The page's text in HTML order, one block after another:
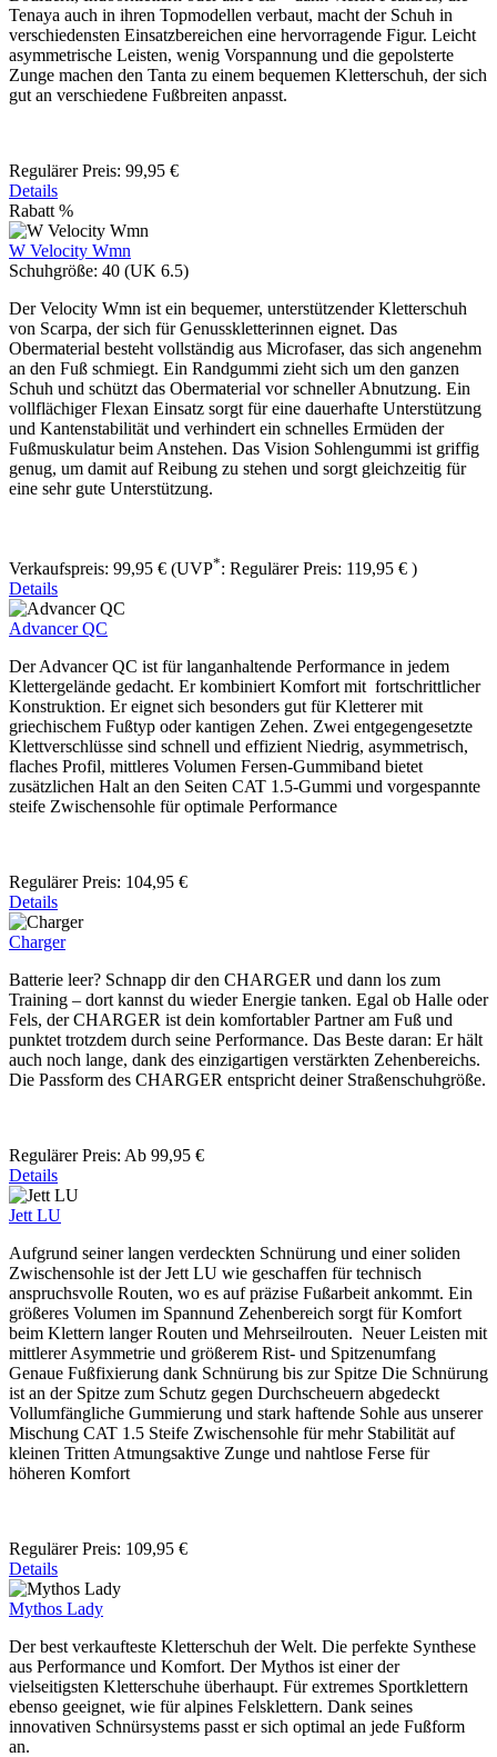
Tenaya auch in ihren Topmodellen verbaut, macht der Schuh in
verschiedensten Einsatzbereichen eine hervorragende Figur. Leicht
asymmetrische Leisten, wenig Vorspannung und die gepolsterte
Zunge machen den Tanta zu einem bequemen Kletterschuh, der sich
gut an verschiedene Fußbreiten anpasst.
Regulärer Preis: 99,95 €
Details
Rabatt %
W Velocity Wmn
Schuhgröße: 40 (UK 6.5)
Der Velocity Wmn ist ein bequemer, unterstützender Kletterschuh
von Scarpa, der sich für Genusskletterinnen eignet. Das
Obermaterial besteht vollständig aus Microfaser, das sich angenehm
an den Fuß schmiegt. Ein Randgummi zieht sich um den ganzen
Schuh und schützt das Obermaterial vor schneller Abnutzung. Ein
vollflächiger Flexan Einsatz sorgt für eine dauerhafte Unterstützung
und Kantenstabilität und verhindert ein schnelles Ermüden der
Fußmuskulatur beim Anstehen. Das Vision Sohlengummi ist griffig
genug, um damit auf Reibung zu stehen und sorgt gleichzeitig für
eine sehr gute Unterstützung.
Verkaufspreis: 99,95 € (UVP*: Regulärer Preis: 119,95 € )
Details
Advancer QC
Der Advancer QC ist für langanhaltende Performance in jedem
Klettergelände gedacht. Er kombiniert Komfort mit fortschrittlicher
Konstruktion. Er eignet sich besonders gut für Kletterer mit
griechischem Fußtyp oder kantigen Zehen. Zwei entgegengesetzte
Klettverschlüsse sind schnell und effizient Niedrig, asymmetrisch,
flaches Profil, mittleres Volumen Fersen-Gummiband bietet
zusätzlichen Halt an den Seiten CAT 1.5-Gummi und vorgespannte
steife Zwischensohle für optimale Performance
Regulärer Preis: 104,95 €
Details
Charger
Batterie leer? Schnapp dir den CHARGER und dann los zum
Training – dort kannst du wieder Energie tanken. Egal ob Halle oder
Fels, der CHARGER ist dein komfortabler Partner am Fuß und
punktet trotzdem durch seine Performance. Das Beste daran: Er hält
auch noch lange, dank des einzigartigen verstärkten Zehenbereichs.
Die Passform des CHARGER entspricht deiner Straßenschuhgröße.
Regulärer Preis: Ab 99,95 €
Details
Jett LU
Aufgrund seiner langen verdeckten Schnürung und einer soliden
Zwischensohle ist der Jett LU wie geschaffen für technisch
anspruchsvolle Routen, wo es auf präzise Fußarbeit ankommt. Ein
größeres Volumen im Spannund Zehenbereich sorgt für Komfort
beim Klettern langer Routen und Mehrseilrouten. Neuer Leisten mit
mittlerer Asymmetrie und größerem Rist- und Spitzenumfang
Genaue Fußfixierung dank Schnürung bis zur Spitze Die Schnürung
ist an der Spitze zum Schutz gegen Durchscheuern abgedeckt
Vollumfängliche Gummierung und stark haftende Sohle aus unserer
Mischung CAT 1.5 Steife Zwischensohle für mehr Stabilität auf
kleinen Tritten Atmungsaktive Zunge und nahtlose Ferse für
höheren Komfort
Regulärer Preis: 109,95 €
Details
Mythos Lady
Der best verkaufteste Kletterschuh der Welt. Die perfekte Synthese
aus Performance und Komfort. Der Mythos ist einer der
vielseitigsten Kletterschuhe überhaupt. Für extremes Sportklettern
ebenso geeignet, wie für alpines Felsklettern. Dank seines
innovativen Schnürsystems passt er sich optimal an jede Fußform
an.